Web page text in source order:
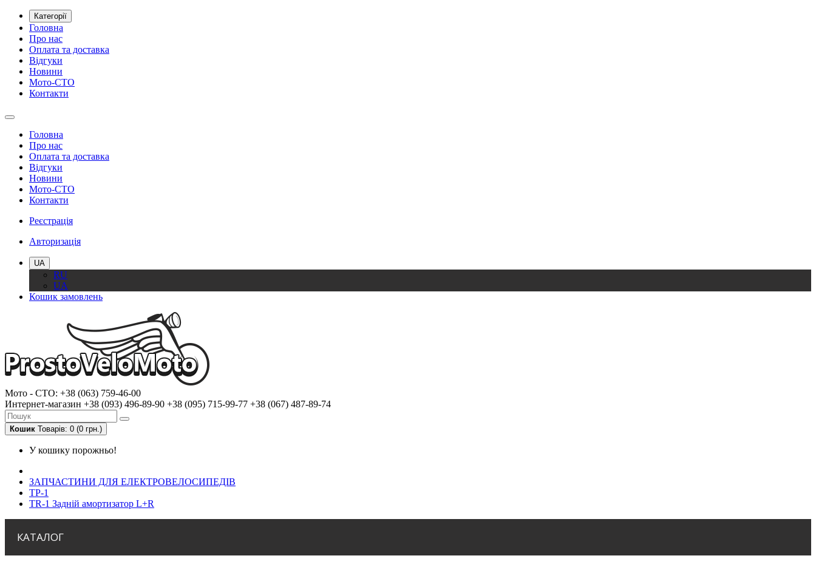
Категорії
Головна
Про нас
Оплата та доставка
Відгуки
Новини
Мото-СТО
Контакти
Головна
Про нас
Оплата та доставка
Відгуки
Новини
Мото-СТО
Контакти
Реєстрація
Авторизація
UA
RU
UA
Кошик замовлень
Мото - CTO: +38 (063) 759-46-00
Интернет-магазин +38 (093) 496-89-90 +38 (095) 715-99-77 +38 (067) 487-89-74
Кошик Товарів: 0 (0 грн.)
У кошику порожньо!
ЗАПЧАСТИНИ ДЛЯ ЕЛЕКТРОВЕЛОСИПЕДІВ
ТР-1
TR-1 Задній амортизатор L+R
КАТАЛОГ